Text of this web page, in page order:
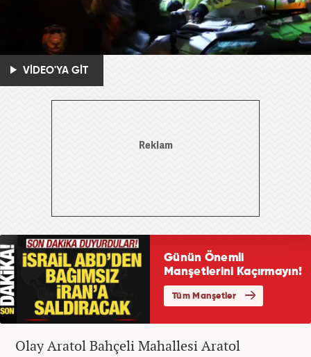
VİDEO'YA GİT
Olay Aratol Bahçeli Mahallesi Aratol